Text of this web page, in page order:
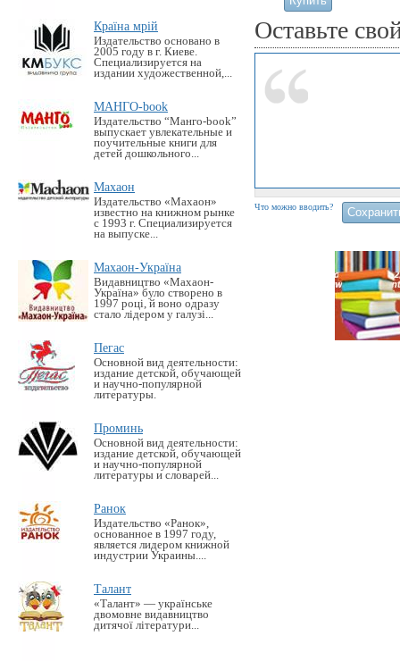
Країна мрій
Издательство основано в
2005 году в г. Киеве.
Специализируется на
издании художественной,...
МАНГО-book
Издательство “Манго-book”
выпускает увлекательные и
поучительные книги для
детей дошкольного...
Махаон
Издательство «Махаон»
известно на книжном рынке
с 1993 г. Специализируется
на выпуске...
Махаон-Україна
Видавництво «Махаон-
Україна» було створено в
1997 році, й воно одразу
стало лідером у галузі...
Пегас
Основной вид деятельности:
издание детской, обучающей
и научно-популярной
литературы.
Проминь
Основной вид деятельности:
издание детской, обучающей
и научно-популярной
литературы и словарей...
Ранок
Издательство «Ранок»,
основанное в 1997 году,
является лидером книжной
индустрии Украины....
Талант
«Талант» — українське
двомовне видавництво
дитячої літератури...
Оставьте
Что можно вводить?